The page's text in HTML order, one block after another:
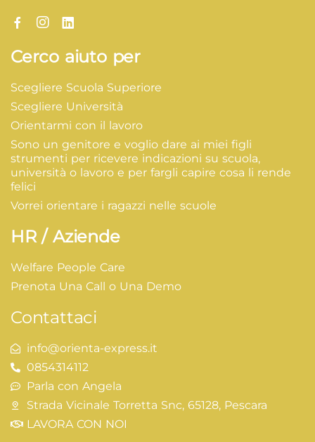
Cerco aiuto per
Scegliere Scuola Superiore
Scegliere Università
Orientarmi con il lavoro
Sono un genitore e voglio dare ai miei figli
strumenti per ricevere indicazioni su scuola,
università o lavoro e per fargli capire cosa li rende
felici
Vorrei orientare i ragazzi nelle scuole
HR / Aziende
Welfare People Care
Prenota Una Call o Una Demo
Contattaci
info@orienta-express.it
0854314112
Parla con Angela
Strada Vicinale Torretta Snc, 65128, Pescara
LAVORA CON NOI